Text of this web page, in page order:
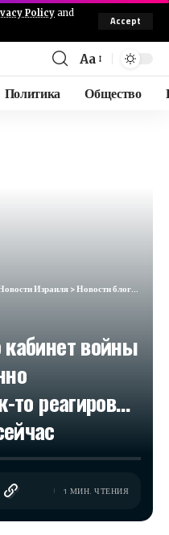
Policy and
Accept
Aa
Политика Общество
Израиля>Новости блогосферы
кабинет войны
то реагиров…​
1 МИН. ЧТЕНИЯ